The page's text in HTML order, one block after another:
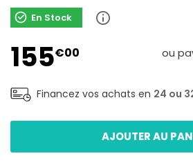
En Stock
155€00 ou
51 €67
15 €50
Financez vos achats en 24 ou
AJOUTER AU